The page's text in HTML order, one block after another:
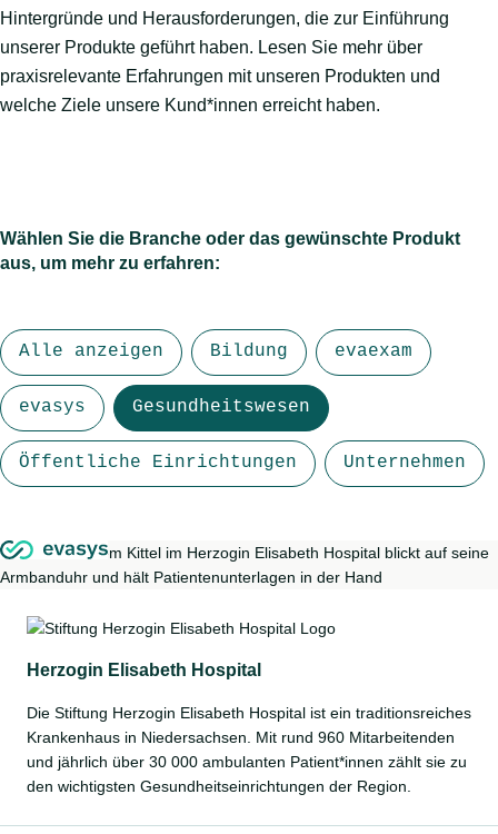
Hintergründe und Herausforderungen, die zur Einführung
unserer Produkte geführt haben. Lesen Sie mehr über
praxisrelevante Erfahrungen mit unseren Produkten und
welche Ziele unsere Kund*innen erreicht haben.
Wählen Sie die Branche oder das gewünschte Produkt
aus, um mehr zu erfahren:
Alle anzeigen Bildung evaexam
evasys Gesundheitswesen
Öffentliche Einrichtungen Unternehmen
Herzogin Elisabeth Hospital
Die Stiftung Herzogin Elisabeth Hospital ist ein traditionsreiches
Krankenhaus in Niedersachsen. Mit rund 960 Mitarbeitenden
und jährlich über 30 000 ambulanten Patient*innen zählt sie zu
den wichtigsten Gesundheitseinrichtungen der Region.